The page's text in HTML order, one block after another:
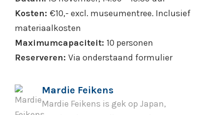
Kosten: €10,- excl. museumentree. Inclusief
materiaalkosten
Maximumcapaciteit: 10 personen
Reserveren: Via onderstaand formulier
Mardie Feikens
Mardie Feikens is gek op Japan,